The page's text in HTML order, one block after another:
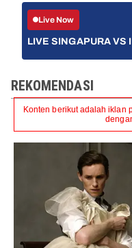
Live Now
LIVE SINGAPURA VS